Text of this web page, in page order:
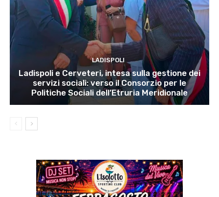
LADISPOLI
Ladispoli e Cerveteri, intesa sulla gestione dei
servizi sociali: verso il Consorzio per le
Politiche Sociali dell’Etruria Meridionale